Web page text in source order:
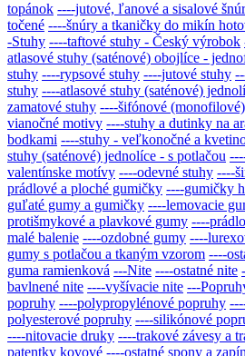
topánok ----jutové, ľanové a sisalové
točené ----šnúry a tkaničky do mikín
-Stuhy ----taftové stuhy - Český výrobok
atlasové stuhy (saténové) obojlíce -
stuhy ----rypsové stuhy ----jutové stuhy
stuhy ----atlasové stuhy (saténové)
zamatové stuhy ----šifónové
vianočné motivy ----stuhy a dutinky na
bodkami ----stuhy - veľkonočné a
stuhy (saténové) jednolíce - s potlačou
valentínske motívy ----odevné stuhy ----
prádlové a ploché gumičky ----gumičky
guľaté gumy a gumičky ----lemovacie
protišmykové a plavkové gumy ----
malé balenie ----ozdobné gumy ----
gumy s potlačou a tkaným vzorom ----
guma ramienková ---Nite ----ostatné nite
bavlnené nite ----vyšívacie nite ---
popruhy ----polypropylénové popruhy
polyesterové popruhy ----silikónové
----nitovacie druky ----trakové závesy a
patentky kovové ----ostatné spony a